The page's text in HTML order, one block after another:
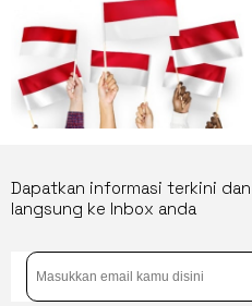
Dapatkan informasi terkini
langsung ke Inbox anda